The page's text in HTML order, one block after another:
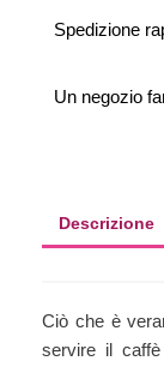
Spedizione
Un negozio
Descrizione
Ciò che è
servire il